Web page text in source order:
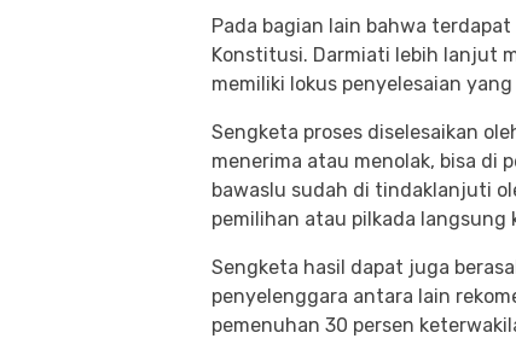
Pada bagian lain bahwa
Konstitusi. Darmiati lebih lanjut
memiliki lokus penyelesaian
Sengketa proses diselesaikan
menerima atau menolak, bisa di
bawaslu sudah di tindaklanjuti
pemilihan atau pilkada langsung
Sengketa hasil dapat juga
penyelenggara antara lain
pemenuhan 30 persen